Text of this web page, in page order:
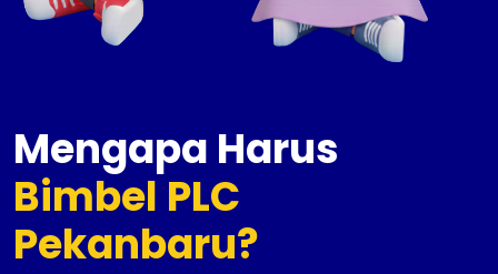
Mengapa Harus
Bimbel PLC
Pekanbaru?